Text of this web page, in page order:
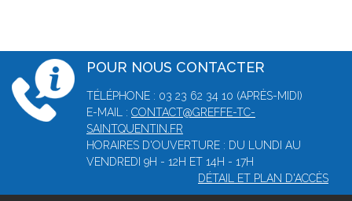
POUR NOUS CONTACTER
TÉLÉPHONE : 03 23 62 34 10 (APRÈS-MIDI)
E-MAIL : CONTACT@GREFFE-TC-
SAINTQUENTIN.FR
HORAIRES D'OUVERTURE : DU LUNDI AU
VENDREDI 9H - 12H ET 14H - 17H
DÉTAIL ET PLAN D'ACCÈS